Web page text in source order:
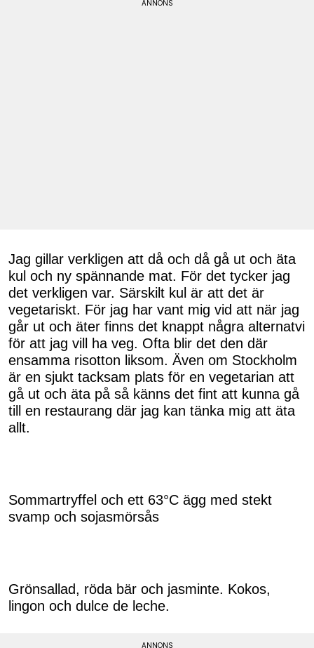
Jag gillar verkligen att då och då gå ut och äta
kul och ny spännande mat. För det tycker jag
det verkligen var. Särskilt kul är att det är
vegetariskt. För jag har vant mig vid att när jag
går ut och äter finns det knappt några alternatvi
för att jag vill ha veg. Ofta blir det den där
ensamma risotton liksom. Även om Stockholm
är en sjukt tacksam plats för en vegetarian att
gå ut och äta på så känns det fint att kunna gå
till en restaurang där jag kan tänka mig att äta
allt.
Sommartryffel och ett 63°C ägg med stekt
svamp och sojasmörsås
Grönsallad, röda bär och jasminte. Kokos,
lingon och dulce de leche.